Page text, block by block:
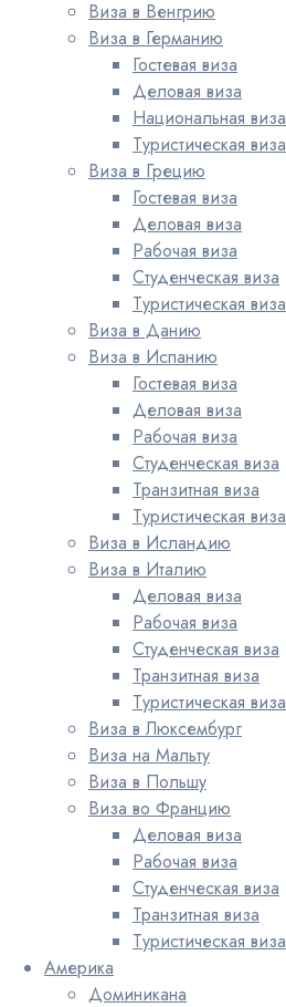
Виза в Венгрию
Виза в Германию
Гостевая виза
Деловая виза
Национальная виза
Туристическая виза
Виза в Грецию
Гостевая виза
Деловая виза
Рабочая виза
Студенческая виза
Туристическая виза
Виза в Данию
Виза в Испанию
Гостевая виза
Деловая виза
Рабочая виза
Студенческая виза
Транзитная виза
Туристическая виза
Виза в Исландию
Виза в Италию
Деловая виза
Рабочая виза
Студенческая виза
Транзитная виза
Туристическая виза
Виза в Люксембург
Виза на Мальту
Виза в Польшу
Виза во Францию
Деловая виза
Рабочая виза
Студенческая виза
Транзитная виза
Туристическая виза
Америка
Доминикана